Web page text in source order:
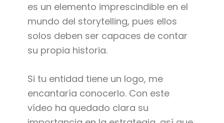
es un elemento imprescindible en el
mundo del storytelling, pues ellos
solos deben ser capaces de contar
su propia historia.
Si tu entidad tiene un logo, me
encantaría conocerlo. Con este
vídeo ha quedado clara su